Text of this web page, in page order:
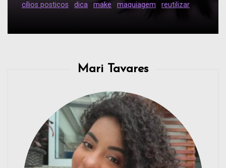
cílios postiços dica make maquiagem reutilizar
Mari Tavares